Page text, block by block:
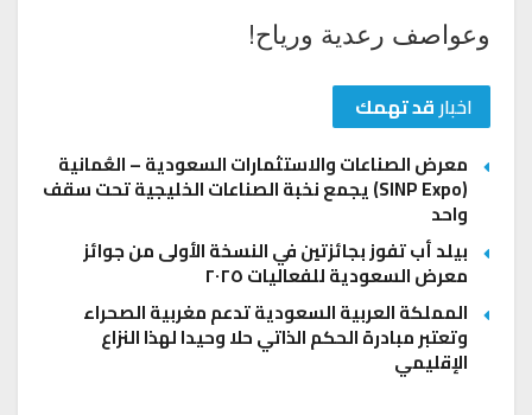
وعواصف رعدية ورياح!
اخبارقد تهمك
معرض الصناعات والاستثمارات السعودية – العُمانية
(SINP Expo) يجمع نخبة الصناعات الخليجية تحت سقف
واحد
بيلد أب تفوز بجائزتين في النسخة الأولى من جوائز
معرض السعودية للفعاليات ٢٠٢٥
المملكة العربية السعودية تدعم مغربية الصحراء
وتعتبر مبادرة الحكم الذاتي حلا وحيدا لهذا النزاع
الإقليمي